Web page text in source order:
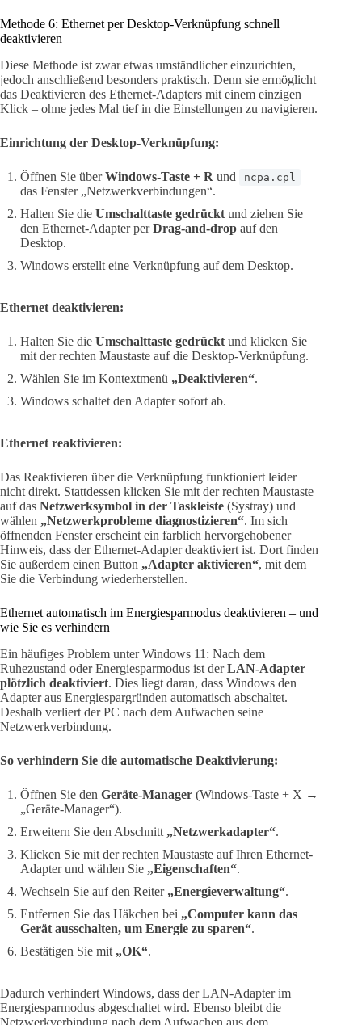
Methode 6: Ethernet per Desktop-Verknüpfung schnell
deaktivieren
Diese Methode ist zwar etwas umständlicher einzurichten,
jedoch anschließend besonders praktisch. Denn sie ermöglicht
das Deaktivieren des Ethernet-Adapters mit einem einzigen
Klick – ohne jedes Mal tief in die Einstellungen zu navigieren.
Einrichtung der Desktop-Verknüpfung:
Öffnen Sie überWindows-Taste + R und ncpa.cpl
das Fenster „Netzwerkverbindungen“.
Halten Sie die Umschalttaste gedrückt und ziehen Sie
den Ethernet-Adapter perDrag-and-drop auf den
Desktop.
Windows erstellt eine Verknüpfung auf dem Desktop.
Ethernet deaktivieren:
Halten Sie die Umschalttaste gedrückt und klicken Sie
mit der rechten Maustaste auf die Desktop-Verknüpfung.
Wählen Sie im Kontextmenü „Deaktivieren“.
Windows schaltet den Adapter sofort ab.
Ethernet reaktivieren:
Das Reaktivieren über die Verknüpfung funktioniert leider
nicht direkt. Stattdessen klicken Sie mit der rechten Maustaste
auf das Netzwerksymbol in der Taskleiste (Systray) und
wählen „Netzwerkprobleme diagnostizieren“. Im sich
öffnenden Fenster erscheint ein farblich hervorgehobener
Hinweis, dass der Ethernet-Adapter deaktiviert ist. Dort finden
Sie außerdem einen Button „Adapter aktivieren“, mit dem
Sie die Verbindung wiederherstellen.
Ethernet automatisch im Energiesparmodus deaktivieren – und
wie Sie es verhindern
Ein häufiges Problem unter Windows 11: Nach dem
Ruhezustand oder Energiesparmodus ist derLAN-Adapter
plötzlich deaktiviert. Dies liegt daran, dass Windows den
Adapter aus Energiespargründen automatisch abschaltet.
Deshalb verliert der PC nach dem Aufwachen seine
Netzwerkverbindung.
So verhindern Sie die automatische Deaktivierung:
Öffnen Sie den Geräte-Manager (Windows-Taste + X →
„Geräte-Manager“).
Erweitern Sie den Abschnitt „Netzwerkadapter“.
Klicken Sie mit der rechten Maustaste auf Ihren Ethernet-
Adapter und wählen Sie „Eigenschaften“.
Wechseln Sie auf den Reiter „Energieverwaltung“.
Entfernen Sie das Häkchen bei „Computer kann das
Gerät ausschalten, um Energie zu sparen“.
Bestätigen Sie mit „OK“.
Dadurch verhindert Windows, dass der LAN-Adapter im
Energiesparmodus abgeschaltet wird. Ebenso bleibt die
Netzwerkverbindung nach dem Aufwachen aus dem